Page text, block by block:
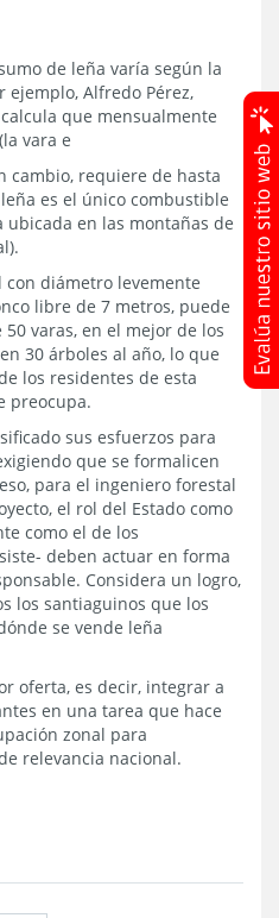
de leña varía según la
ejemplo, Alfredo Pérez,
que mensualmente
vara e
cambio, requiere de hasta
es el único combustible
en las montañas de
diámetro levemente
libre de 7 metros, puede
varas, en el mejor de los
30 árboles al año, lo que
los residentes de esta
preocupa.
sus esfuerzos para
que se formalicen
para el ingeniero forestal
el rol del Estado como
como el de los
deben actuar en forma
Considera un logro,
los santiaguinos que los
se vende leña
oferta, es decir, integrar a
en una tarea que hace
zonal para
relevancia nacional.